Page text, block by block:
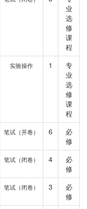
业
选
修
课
程
实验操作 1
专
业
选
修
课
程
笔试（开卷） 6
必
修
笔试（闭卷） 4
必
修
笔试（闭卷） 3
必
修